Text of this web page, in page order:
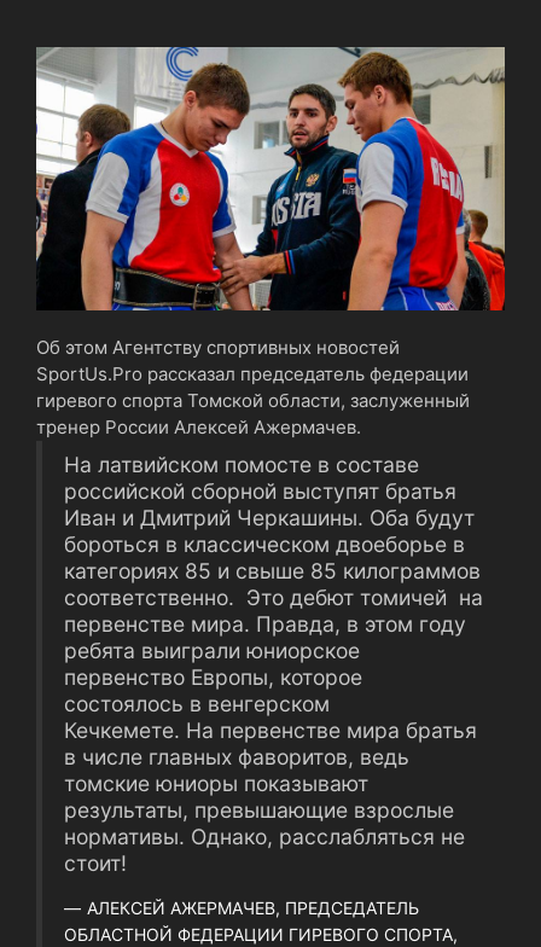
Об этом Агентству спортивных новостей
SportUs.Рro рассказал председатель федерации
гиревого спорта Томской области, заслуженный
тренер России Алексей Ажермачев.
На латвийском помосте в составе
российской сборной выступят братья
Иван и Дмитрий Черкашины. Оба будут
бороться в классическом двоеборье в
категориях 85 и свыше 85 килограммов
соответственно. Это дебют томичей на
первенстве мира. Правда, в этом году
ребята выиграли юниорское
первенство Европы, которое
состоялось в венгерском
Кечкемете. На первенстве мира братья
в числе главных фаворитов, ведь
томские юниоры показывают
результаты, превышающие взрослые
нормативы. Однако, расслабляться не
стоит!
АЛЕКСЕЙ АЖЕРМАЧЕВ, ПРЕДСЕДАТЕЛЬ
ОБЛАСТНОЙ ФЕДЕРАЦИИ ГИРЕВОГО СПОРТА,